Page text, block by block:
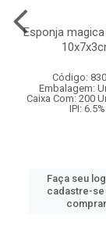
Esponja
Código:
Embalagem:
Caixa Com: 200
IPI: 6.5%
Faça seu
cadastre-se
comprar.